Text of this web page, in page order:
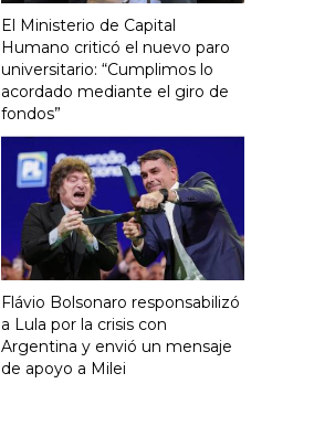
El Ministerio de Capital
Humano criticó el nuevo paro
universitario: “Cumplimos lo
acordado mediante el giro de
fondos”
Flávio Bolsonaro responsabilizó
a Lula por la crisis con
Argentina y envió un mensaje
de apoyo a Milei